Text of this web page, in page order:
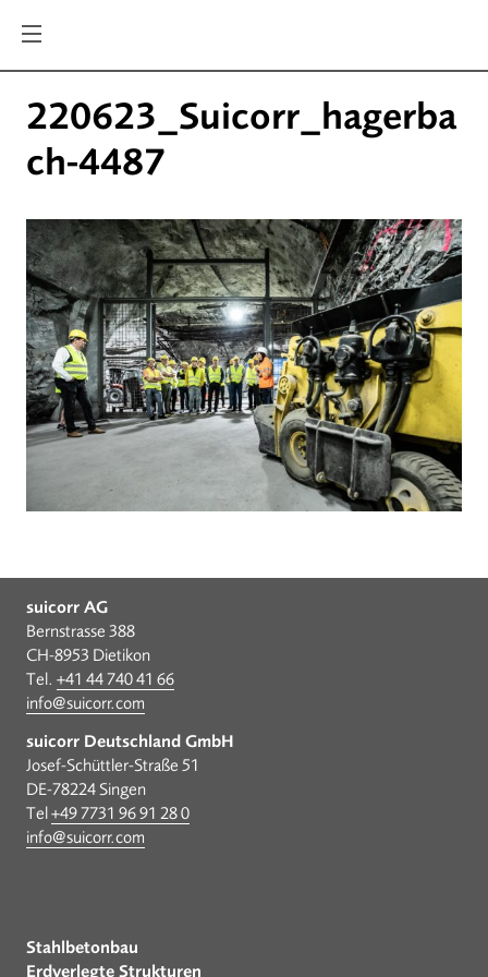
220623_Suicorr_hagerba
ch-4487
suicorr AG
Bernstrasse 388
CH-8953 Dietikon
Tel. +41 44 740 41 66
info@suicorr.com
suicorr Deutschland GmbH
Josef-Schüttler-Straße 51
DE-78224 Singen
Tel+49 7731 96 91 28 0
info@suicorr.com
Stahlbetonbau
Erdverlegte Strukturen